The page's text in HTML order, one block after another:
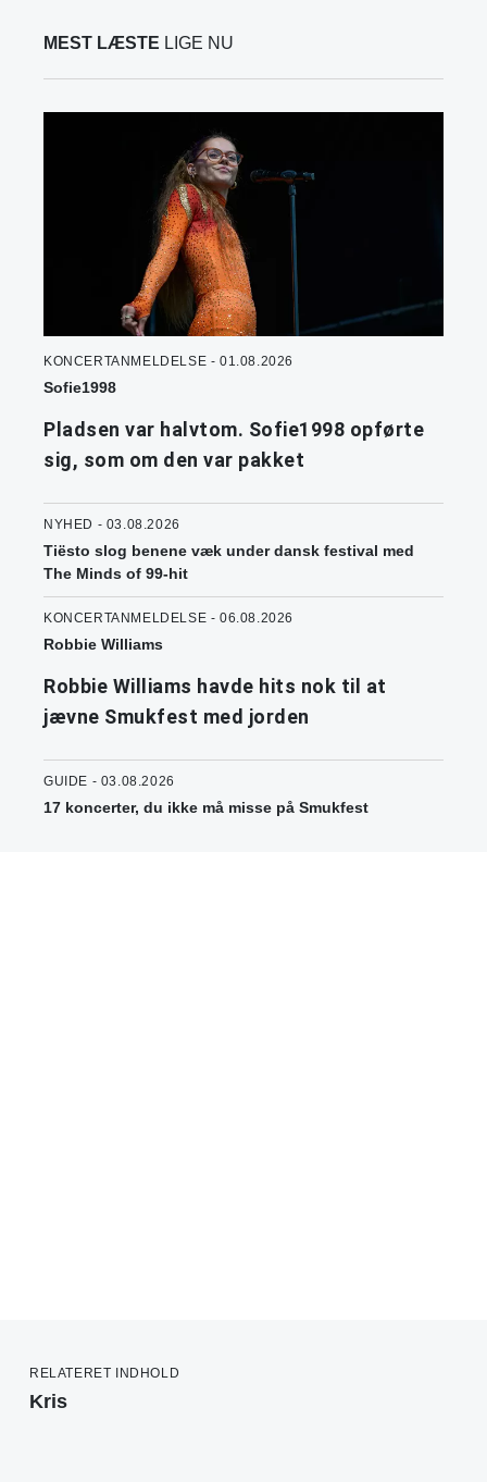
MEST LÆSTE LIGE NU
KONCERTANMELDELSE - 01.08.2026
Sofie1998
Pladsen var halvtom. Sofie1998 opførte
sig, som om den var pakket
NYHED - 03.08.2026
Tiësto slog benene væk under dansk festival med
The Minds of 99-hit
KONCERTANMELDELSE - 06.08.2026
Robbie Williams
Robbie Williams havde hits nok til at
jævne Smukfest med jorden
GUIDE - 03.08.2026
17 koncerter, du ikke må misse på Smukfest
RELATERET INDHOLD
Kris